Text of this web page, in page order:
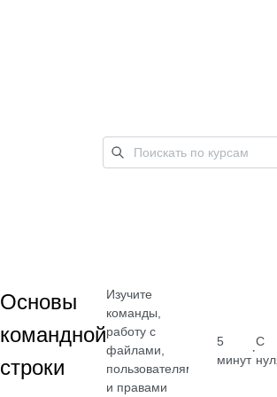
Основы
командной
строки
Изучите
команды,
работу с
файлами,
пользователями
и правами
5
минут
·
С